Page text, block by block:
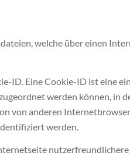
welche über einen
ID. Eine Cookie-ID ist eine
werden können, in
von anderen
werden.